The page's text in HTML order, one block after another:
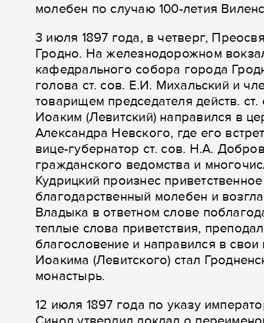
молебен по случаю 100-летия
3 июля 1897 года, в четверг,
Гродно. На железнодорожном
кафедрального собора города
голова ст. сов. Е.И. Михальский и
товарищем председателя действ.
Иоаким (Левитский) направился в
Александра Невского, где его
вице-губернатор ст. сов. Н.А.
гражданского ведомства и
Кудрицкий произнес
благодарственный молебен и
Владыка в ответном слове
теплые слова приветствия,
благословение и направился в свои
Иоакима (Левитского) стал
монастырь.
12 июля 1897 года по указу